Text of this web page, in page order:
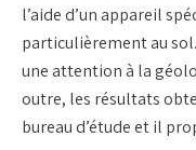
l’aide d’un appareil
particulièrement au
une attention à la
outre, les résultats
bureau d’étude et il